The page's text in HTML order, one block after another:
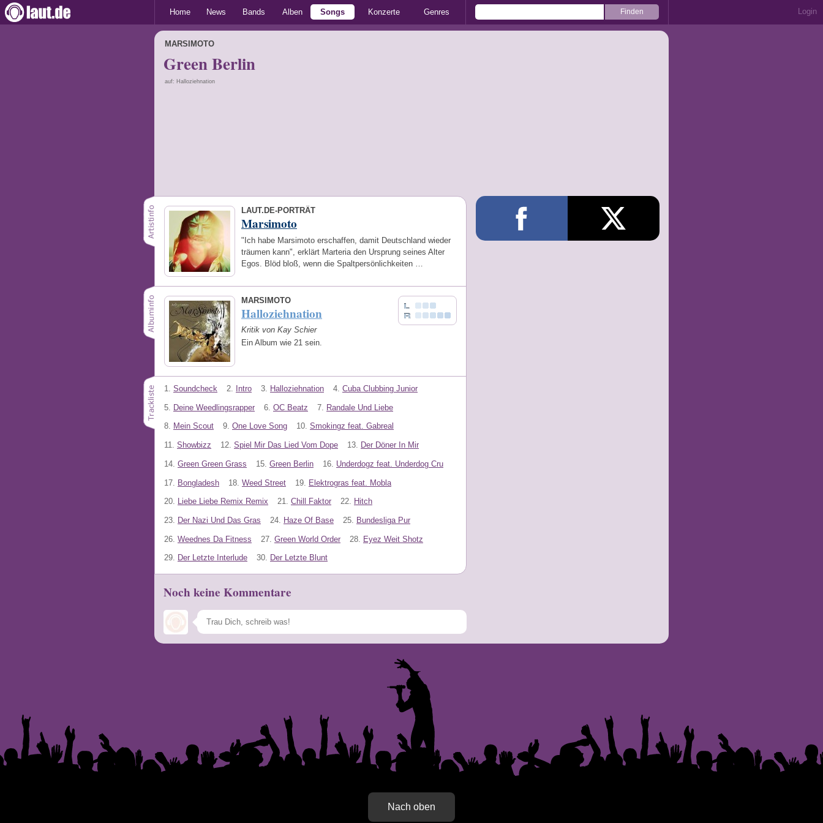
Home News Bands Alben Songs Konzerte Genres Login
MARSIMOTO
Green Berlin
auf: Halloziehnation
LAUT.DE-PORTRÄT
Marsimoto
"Ich habe Marsimoto erschaffen, damit Deutschland wieder
träumen kann", erklärt Marteria den Ursprung seines Alter
Egos. Blöd bloß, wenn die Spaltpersönlichkeiten …
MARSIMOTO
Halloziehnation
Kritik von Kay Schier
Ein Album wie 21 sein.
1. Soundcheck 2. Intro 3. Halloziehnation 4. Cuba Clubbing Junior
5. Deine Weedlingsrapper 6. OC Beatz 7. Randale Und Liebe
8. Mein Scout 9. One Love Song 10. Smokingz feat. Gabreal
11. Showbizz 12. Spiel Mir Das Lied Vom Dope 13. Der Döner In Mir
14. Green Green Grass 15. Green Berlin 16. Underdogz feat. Underdog Cru
17. Bongladesh 18. Weed Street 19. Elektrogras feat. Mobla
20. Liebe Liebe Remix Remix 21. Chill Faktor 22. Hitch
23. Der Nazi Und Das Gras 24. Haze Of Base 25. Bundesliga Pur
26. Weednes Da Fitness 27. Green World Order 28. Eyez Weit Shotz
29. Der Letzte Interlude 30. Der Letzte Blunt
Noch keine Kommentare
Speichern
Nach oben